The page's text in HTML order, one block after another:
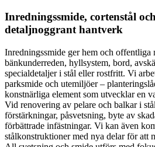
Inredningssmide, cortenstål
detaljnoggrant hantverk
Inredningssmide ger hem och offentliga
bänkunderreden, hyllsystem, bord,
specialdetaljer i stål eller rostfritt. Vi
parksmide och utemiljöer –
konstnärliga element som utvecklar en
Vid renovering av pelare och balkar i
förstärkningar, påsvetsning, byte av
förbättrade infästningar. Vi kan även
stålkonstruktioner med nya delar för att